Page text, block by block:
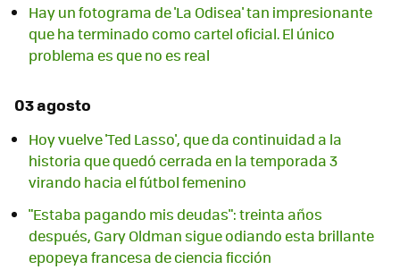
Hay un fotograma de 'La Odisea' tan impresionante
que ha terminado como cartel oficial. El único
problema es que no es real
03 agosto
Hoy vuelve 'Ted Lasso', que da continuidad a la
historia que quedó cerrada en la temporada 3
virando hacia el fútbol femenino
"Estaba pagando mis deudas": treinta años
después, Gary Oldman sigue odiando esta brillante
epopeya francesa de ciencia ficción